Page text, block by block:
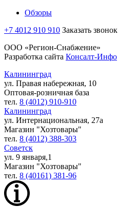
Обзоры
+7 4012 910 910 Заказать звонок
ООО «Регион-Снабжение»
Разработка сайта Консалт-Инфо
Калининград
ул. Правая набережная, 10
Оптовая-розничная база
тел. 8 (4012) 910-910
Калининград
ул. Интернациональная, 27а
Магазин "Хозтовары"
тел. 8 (4012) 388-303
Советск
ул. 9 января,1
Магазин "Хозтовары"
тел. 8 (40161) 381-96